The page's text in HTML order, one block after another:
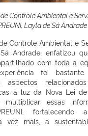
Controle Ambiental e
Layla de Sá Andrade
Controle Ambiental e
Andrade, enfatizou
com toda a
foi bastante
aspectos
à luz da Nova Lei de
essas
fortalecendo
vez mais, a